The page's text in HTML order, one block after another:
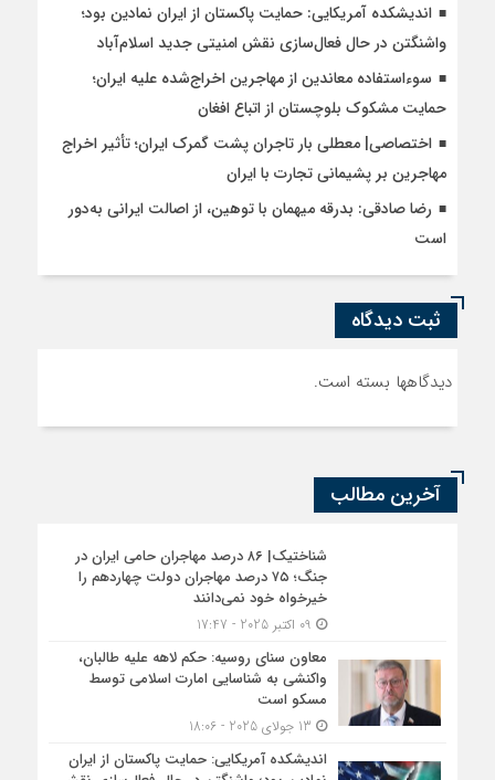
اندیشکده آمریکایی: حمایت پاکستان از ایران نمادین بود؛
واشنگتن در حال فعال‌سازی نقش امنیتی جدید اسلام‌آباد
سوءاستفاده معاندین از مهاجرین اخراج‌شده علیه ایران؛
حمایت مشکوک بلوچستان از اتباع افغان
اختصاصی| معطلی بار تاجران پشت گمرک ایران؛ تأثیر اخراج
مهاجرین بر پشیمانی تجارت با ایران
رضا صادقی: بدرقه میهمان با توهین، از اصالت ایرانی به‌دور
است
ثبت دیدگاه
دیدگاهها بسته است.
آخرین مطالب
شناختیک| ۸۶ درصد مهاجران حامی ایران در
جنگ؛ ۷۵ درصد مهاجران دولت چهاردهم را
خیرخواه خود نمی‌دانند
معاون سنای روسیه: حکم لاهه علیه طالبان،
واکنشی به شناسایی امارت اسلامی توسط
مسکو است
اندیشکده آمریکایی: حمایت پاکستان از ایران